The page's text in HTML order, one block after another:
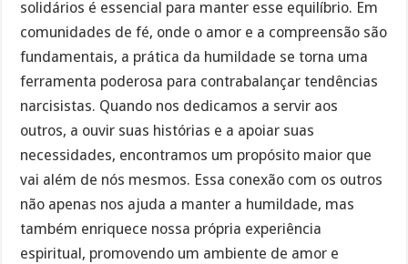
solidários é essencial para manter esse equilíbrio. Em
comunidades de fé, onde o amor e a compreensão são
fundamentais, a prática da humildade se torna uma
ferramenta poderosa para contrabalançar tendências
narcisistas. Quando nos dedicamos a servir aos
outros, a ouvir suas histórias e a apoiar suas
necessidades, encontramos um propósito maior que
vai além de nós mesmos. Essa conexão com os outros
não apenas nos ajuda a manter a humildade, mas
também enriquece nossa própria experiência
espiritual, promovendo um ambiente de amor e